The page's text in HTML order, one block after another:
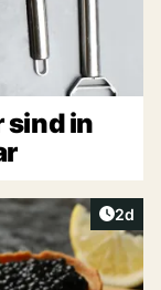
sind in
2d